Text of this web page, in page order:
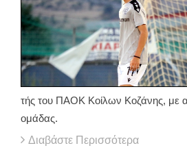
τής του ΠΑΟΚ Κοίλων Κοζάνης, με
ομάδας.
Διαβάστε Περισσότερα